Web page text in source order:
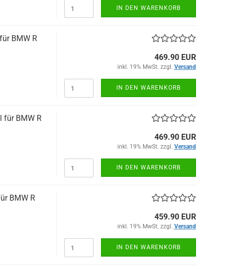
IN DEN WARENKORB
BMW R
469.90 EUR
inkl. 19% MwSt. zzgl. Versand
IN DEN WARENKORB
für BMW R
469.90 EUR
inkl. 19% MwSt. zzgl. Versand
IN DEN WARENKORB
BMW R
459.90 EUR
inkl. 19% MwSt. zzgl. Versand
IN DEN WARENKORB